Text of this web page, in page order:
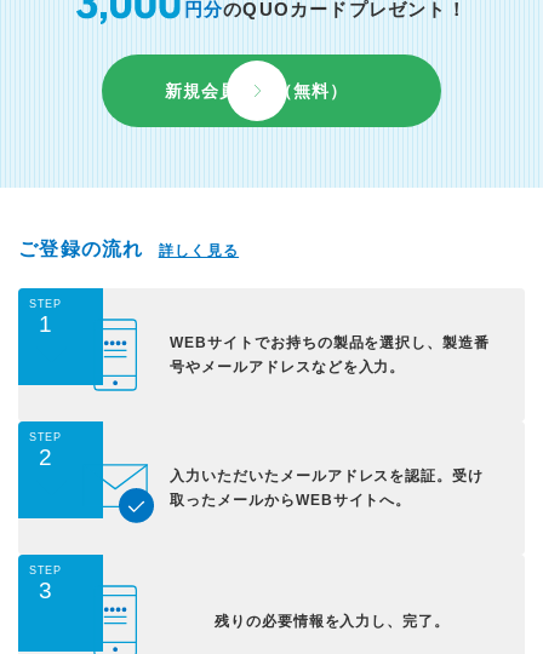
円分のQUOカードプレゼント！
新規会員登録（無料）
ご登録の流れ 詳しく見る
STEP
1
WEBサイトでお持ちの製品を選択し、製造番
号やメールアドレスなどを入力。
STEP
2
入力いただいた メールアドレスを認証。受け
取ったメールからWEBサイトへ。
STEP
3
残りの必要情報を入力し、完了。